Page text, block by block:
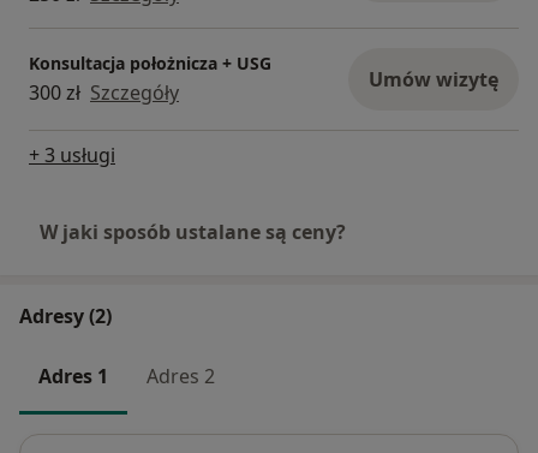
Konsultacja położnicza + USG
300 zł Szczegóły Umów wizytę
+ 3 usługi
W jaki sposób ustalane są ceny?
Adresy (2)
Adres 1 Adres 2